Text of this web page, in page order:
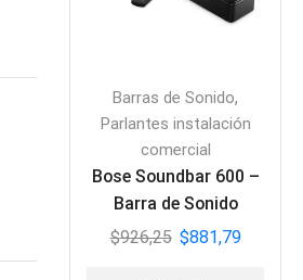
Barras de Sonido,
Parlantes instalación
comercial
Bose Soundbar 600 –
Barra de Sonido
$926,25 $881,79